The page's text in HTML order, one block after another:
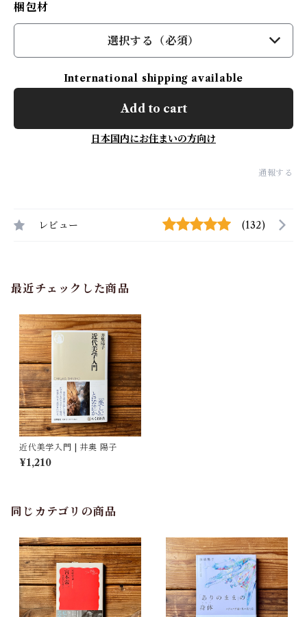
梱包材
選択する（必須）
International shipping available
Add to cart
日本国内にお住まいの方向け
通報する
レビュー (132)
最近チェックした商品
近代美学入門 | 井奥 陽子
¥1,210
同じカテゴリの商品